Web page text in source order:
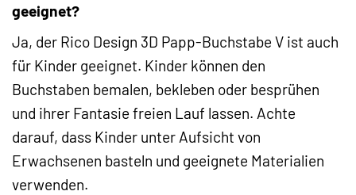
geeignet?
Ja, der Rico Design 3D Papp-Buchstabe V ist auch
für Kinder geeignet. Kinder können den
Buchstaben bemalen, bekleben oder besprühen
und ihrer Fantasie freien Lauf lassen. Achte
darauf, dass Kinder unter Aufsicht von
Erwachsenen basteln und geeignete Materialien
verwenden.